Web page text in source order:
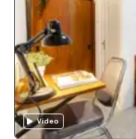
Video